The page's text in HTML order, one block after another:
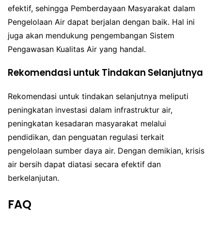
efektif, sehingga Pemberdayaan Masyarakat dalam
Pengelolaan Air dapat berjalan dengan baik. Hal ini
juga akan mendukung pengembangan Sistem
Pengawasan Kualitas Air yang handal.
Rekomendasi untuk Tindakan Selanjutnya
Rekomendasi untuk tindakan selanjutnya meliputi
peningkatan investasi dalam infrastruktur air,
peningkatan kesadaran masyarakat melalui
pendidikan, dan penguatan regulasi terkait
pengelolaan sumber daya air. Dengan demikian, krisis
air bersih dapat diatasi secara efektif dan
berkelanjutan.
FAQ